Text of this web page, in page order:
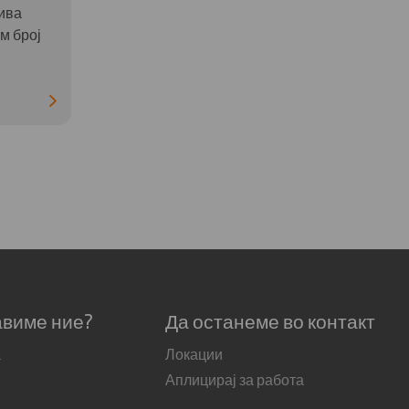
број
ние? Да останеме во контакт
Локации
Аплицирај за работа